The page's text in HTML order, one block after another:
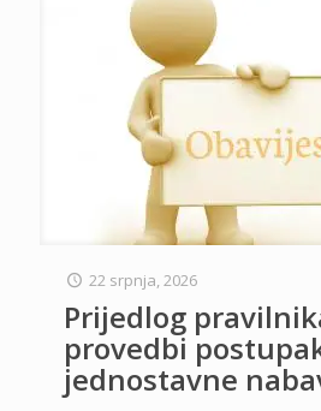
22 srpnja, 2026
Prijedlog
provedbi
jednostavne